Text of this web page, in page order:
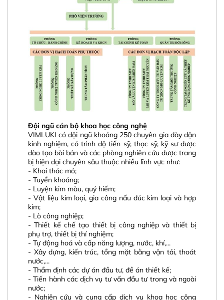
Đội ngũ cán bộ khoa học công nghệ
VIMLUKI có đội ngũ khoảng 250 chuyên gia dày dặn
kinh nghiệm, có trình độ tiến sỹ, thạc sỹ, kỹ sư được
đào tạo bài bản và các phòng nghiên cứu được trang
bị hiện đại chuyên sâu thuộc nhiều lĩnh vực như:
- Khai thác mỏ;
- Tuyển khoáng;
- Luyện kim màu, quý hiếm;
- Vật liệu kim loại, gia công nấu đúc kim loại và hợp
kim;
- Lò công nghiệp;
- Thiết kế chế tạo thiết bị công nghiệp và thiết bị
phụ trợ, thiết bị thí nghiệm;
- Tự động hoá và cấp năng lượng, nước, khí,...
- Xây dựng, kiến trúc, tổng mặt bằng vận tải, thoát
nước,...
- Thẩm định các dự án đầu tư, đề án thiết kế;
- Tiến hành các dịch vụ tư vấn đầu tư trong và ngoài
nước;
- Nghiên cứu và cung cấp dịch vụ khoa học công